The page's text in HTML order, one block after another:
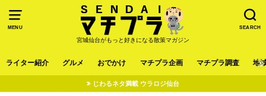
MENU SEARCH
宮城仙台がもっと好きになる散策マガジン
ライター紹介 グルメ おでかけ マチプラ企画 マチプラ調査 地
じわるネタ満載 ウラロジ仙台